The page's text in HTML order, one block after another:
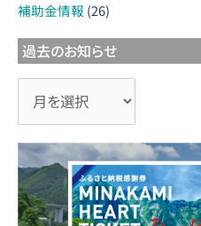
補助金情報 (26)
過去のお知らせ